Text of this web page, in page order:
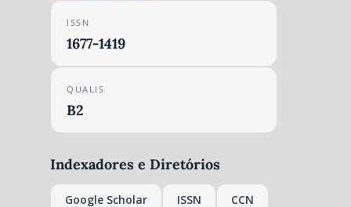
ISSN
1677-1419
QUALIS
B2
Indexadores e Diretórios
Google Scholar ISSN CCN